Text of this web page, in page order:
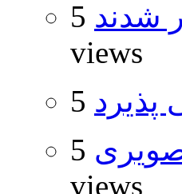
شدند 5
views
پذیرد
5
views